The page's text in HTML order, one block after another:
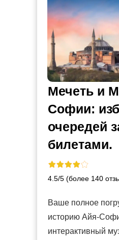
Мечеть и
Софии:
очередей
билетами.
4.5/5 (более 140
Ваше полное
историю Айя-
интерактивный